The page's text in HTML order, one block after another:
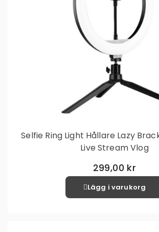
Selfie Ring Light Hållare Lazy
Live Stream Vlog
299,00 kr
Lägg i varukorg